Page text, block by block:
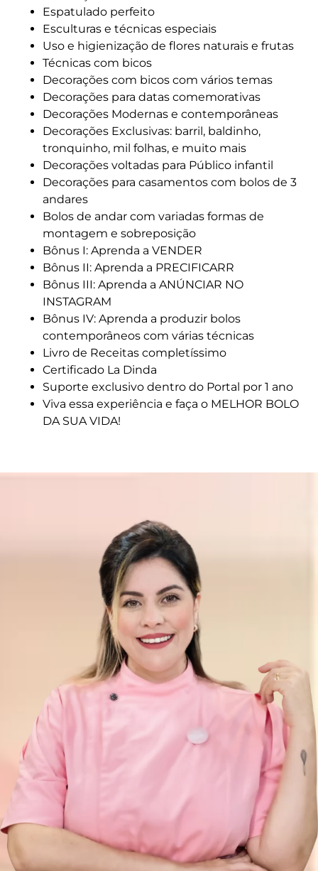
Espatulado perfeito
Esculturas e técnicas especiais
Uso e higienização de flores naturais e frutas
Técnicas com bicos
Decorações com bicos com vários temas
Decorações para datas comemorativas
Decorações Modernas e contemporâneas
Decorações Exclusivas: barril, baldinho,
tronquinho, mil folhas, e muito mais
Decorações voltadas para Público infantil
Decorações para casamentos com bolos de 3
andares
Bolos de andar com variadas formas de
montagem e sobreposição
Bônus I: Aprenda a VENDER
Bônus II: Aprenda a PRECIFICARR
Bônus III: Aprenda a ANÚNCIAR NO
INSTAGRAM
Bônus IV: Aprenda a produzir bolos
contemporâneos com várias técnicas
Livro de Receitas completíssimo
Certificado La Dinda
Suporte exclusivo dentro do Portal por 1 ano
Viva essa experiência e faça o MELHOR BOLO
DA SUA VIDA!